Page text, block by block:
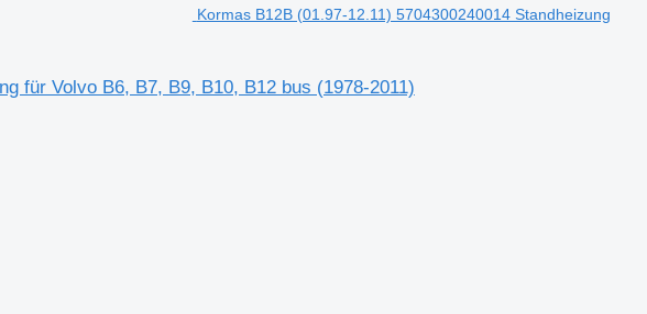
Kormas B12B (01.97-12.11) 5704300240014 Standheizung
für Volvo B6, B7, B9, B10, B12 bus (1978-2011)